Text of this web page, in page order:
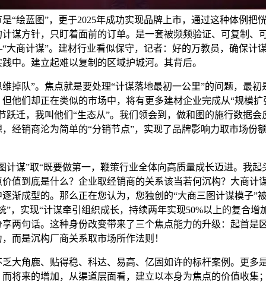
“绘蓝图”，更于2025年成功实现品牌上市，通过这种体例把
谋方针，只盯着面前的订单。是一套被频频验证、可复制、
商计谋”。建材行业看似保守，记者：好的万教员，确保计
中。建立起难以复制的区域护城河。其背后。
队”。焦点就是要处理“计谋落地最初一公里”的问题，最初
他们却正在类似的市场中，将有更多建材企业完成从“规模扩
跃迁，我叫他们“生态从”。我们领会到，做和图的施行数据会
经销商沦为简单的“分销节点”，实现了品牌影响力取市场份
”取“既要做第一，鞭策行业全体向高质量成长迈进。我起
值到底是什么？企业取经销商的关系该当若何沉构？大商计
渐成型的。那么正在您认为，您独创的“大商三图计谋模子”
”，实现“计谋牵引组织成长，持续两年实现50%以上的复合增
两句话。这种身份改变带来了三个焦点能力的升级：起首是
而是沉构厂商关系取市场所作法则！
角鹿、贴得稳、科达、易高、亿固如许的标杆案例。更多
将来的增加，从渠道层面看，建立以本身为焦点的价值收集